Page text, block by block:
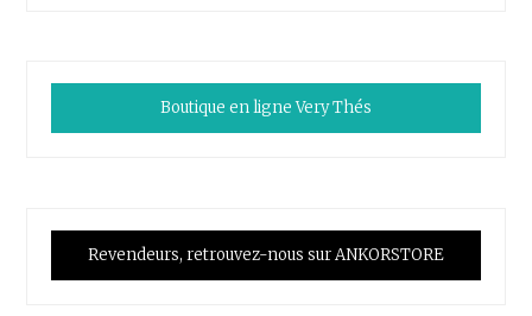
Boutique en ligne Very Thés
Revendeurs, retrouvez-nous sur ANKORSTORE